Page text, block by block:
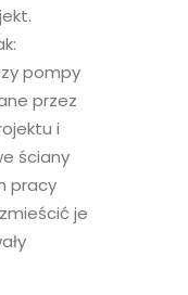
pompy
przez
i
ściany
pracy
je